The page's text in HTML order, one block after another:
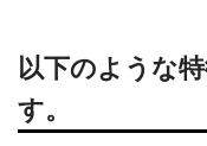
以下のような
す。